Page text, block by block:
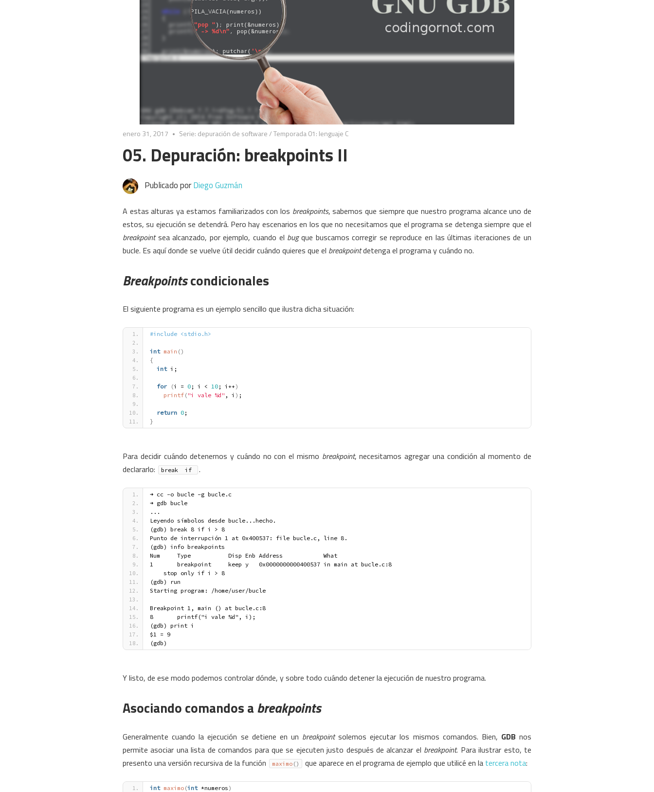
enero 31, 2017 Serie: depuración de software/Temporada 01: lenguaje C
05. Depuración: breakpoints II
Publicado porDiego Guzmán
A estas alturas ya estamos familiarizados con los breakpoints, sabemos que siempre que nuestro programa alcance uno de
estos, su ejecución se detendrá. Pero hay escenarios en los que no necesitamos que el programa se detenga siempre que el
breakpointsea alcanzado, por ejemplo, cuando el bugque buscamos corregir se reproduce en las últimas iteraciones de un
bucle. Es aquí donde se vuelve útil decidir cuándo quieres que el breakpointdetenga el programa y cuándo no.
Breakpointscondicionales
El siguiente programa es un ejemplo sencillo que ilustra dicha situación:
#include <stdio.h>
int main ()
{
int i;
for (i = 0 ; i < 10 ; i++)
printf ( "i vale %d" , i ) ;
return 0 ;
}
Para decidir cuándo detenernos y cuándo no con el mismo breakpoint, necesitamos agregar una condición al momento de
declararlo:
break  if .
➜ cc -o bucle -g bucle.c
➜ gdb bucle
...
Leyendo símbolos desde bucle...hecho.
(gdb) break 8 if i > 8
Punto de interrupción 1 at 0x400537: file bucle.c, line 8.
(gdb) info breakpoints
Num     Type           Disp Enb Address            What
1       breakpoint     keep y   0x0000000000400537 in main at bucle.c:8
    stop only if i > 8
(gdb) run
Starting program: /home/user/bucle
Breakpoint 1, main () at bucle.c:8
8       printf("i vale %d", i);
(gdb) print i
$1 = 9
(gdb)
Y listo, de ese modo podemos controlar dónde, y sobre todo cuándo detener la ejecución de nuestro programa.
Asociando comandos abreakpoints
Generalmente cuando la ejecución se detiene en un breakpointsolemos ejecutar los mismos comandos. Bien, GDB nos
permite asociar una lista de comandos para que se ejecuten justo después de alcanzar el breakpoint. Para ilustrar esto, te
presento una versión recursiva de la función
maximo () que aparece en el programa de ejemplo que utilicé en la tercera nota:
int maximo (int *numeros)